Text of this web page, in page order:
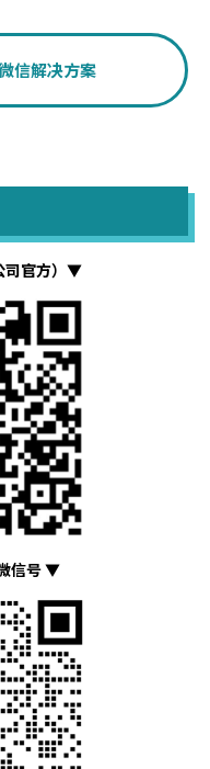
信解决方案
司官方）▼
信号 ▼